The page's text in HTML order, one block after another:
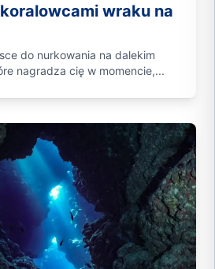
wraku na
do nurkowania na dalekim
nagradza cię w momencie,...